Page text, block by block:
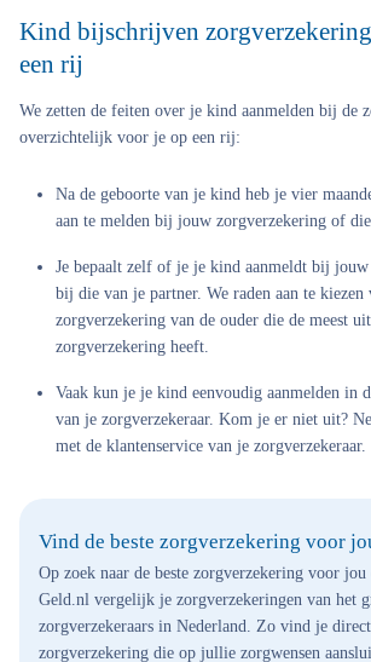
Kind bijschrijven
een rij
We zetten de feiten over je kind aanmelden bij de
overzichtelijk voor je op een rij:
Na de geboorte van je kind heb je vier
aan te melden bij jouw zorgverzekering of
Je bepaalt zelf of je je kind aanmeldt bij
bij die van je partner. We raden aan te kiezen
zorgverzekering van de ouder die de meest
zorgverzekering heeft.
Vaak kun je je kind eenvoudig aanmelden in
van je zorgverzekeraar. Kom je er niet uit?
met de klantenservice van je zorgverzekeraar.
Vind de beste zorgverzekering voor
Op zoek naar de beste zorgverzekering voor
Geld.nl vergelijk je zorgverzekeringen van het
zorgverzekeraars in Nederland. Zo vind je
zorgverzekering die op jullie zorgwensen